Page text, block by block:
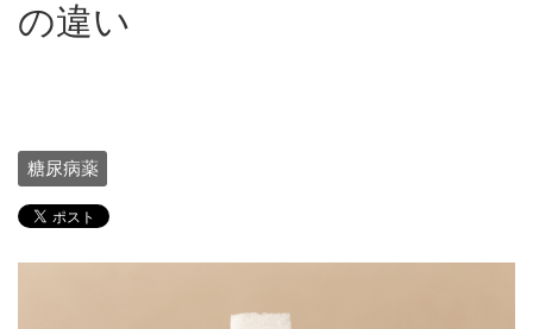
の違い
糖尿病薬